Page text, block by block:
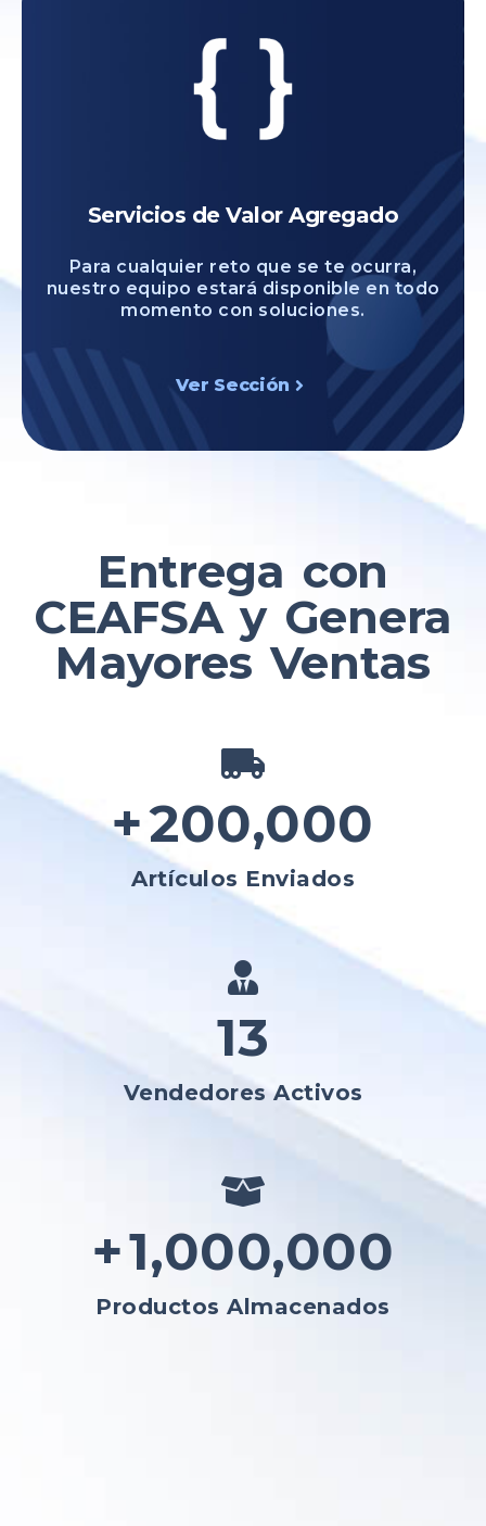
Servicios de Valor Agregado
Para cualquier reto que se te ocurra,
nuestro equipo estará disponible en todo
momento con soluciones.
Ver Sección
Entrega con
CEAFSA y Genera
Mayores Ventas
+200,000
Artículos Enviados
23
Vendedores Activos
+1,000,001
Productos Almacenados